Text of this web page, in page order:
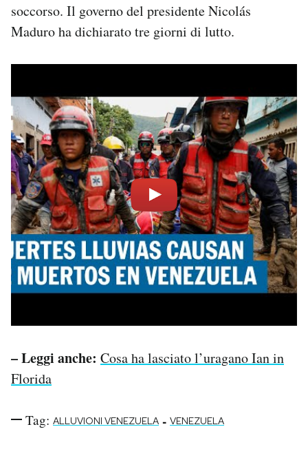
soccorso. Il governo del presidente Nicolás
Maduro ha dichiarato tre giorni di lutto.
– Leggi anche: Cosa ha lasciato l’uragano Ian in
Florida
Tag: ALLUVIONI VENEZUELA - VENEZUELA